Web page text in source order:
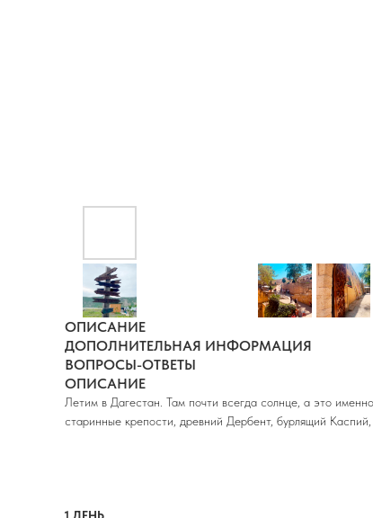
ОПИСАНИЕ
ДОПОЛНИТЕЛЬНАЯ ИНФОРМАЦИЯ
ВОПРОСЫ-ОТВЕТЫ
ОПИСАНИЕ
Летим в Дагестан. Там почти всегда солнце, а это
старинные крепости, древний Дербент, бурлящий